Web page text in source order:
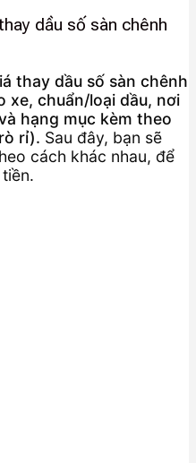
dầu số sàn chênh
thay dầu số sàn chênh
xe, chuẩn/loại dầu, nơi
hạng mục kèm theo
rỉ). Sau đây, bạn sẽ
cách khác nhau, để